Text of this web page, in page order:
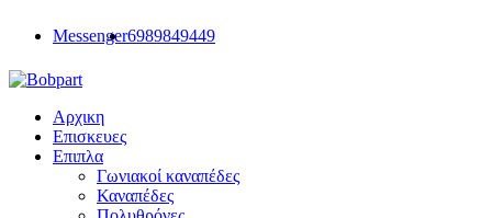
Messenger6989849449
Αρχικη
Επισκευες
Επιπλα
Γωνιακοί καναπέδες
Καναπέδες